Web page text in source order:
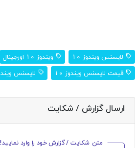
لایسنس ویندوز 10 ویندوز 10 اورجینال
قیمت لایسنس ویندوز 10
لایسنس ویندوز 10
ارسال گزارش / شکایت
متن شکایت / گزارش خود را وارد نمایید!